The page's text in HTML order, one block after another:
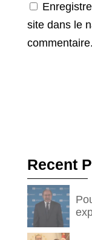
site dans le
commentaire.
Recent